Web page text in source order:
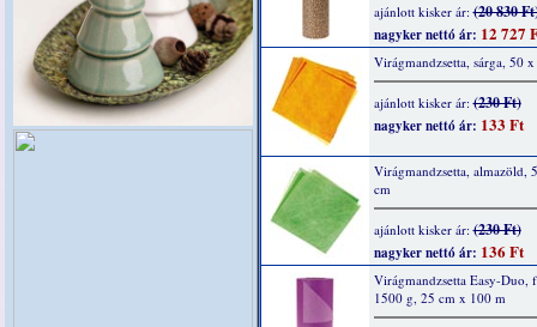
ajánlott kisker ár:(20 830
nagyker nettó ár: 12 727
Virágmandzsetta, sárga, 50
ajánlott kisker ár:(230 Ft)
nagyker nettó ár: 133 Ft
Virágmandzsetta, almazöld,
cm
ajánlott kisker ár:(230 Ft)
nagyker nettó ár: 136 Ft
Virágmandzsetta Easy-Duo,
1500 g, 25 cm x 100 m